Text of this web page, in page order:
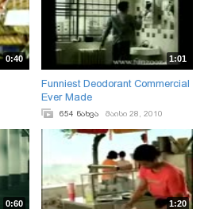
0:40 1:01
Funniest Deodorant Commercial
Ever Made
654 ნახვა მაისი 28, 2010
0:60 1:20